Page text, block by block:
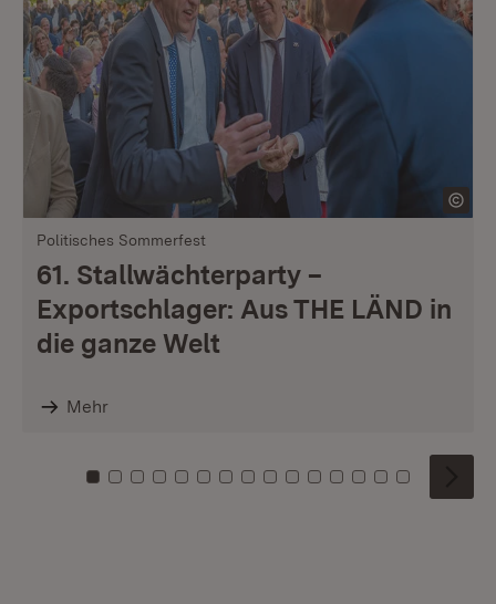
Politisches Sommerfest
61. Stallwächterparty –
Exportschlager: Aus THE LÄND in
die ganze Welt
Mehr
Zu Kachel: 0
Zu Kachel: 1
Zu Kachel: 2
Zu Kachel: 3
Zu Kachel: 4
Zu Kachel: 5
Zu Kachel: 6
Zu Kachel: 7
Zu Kachel: 8
Zu Kachel: 9
Zu Kachel: 10
Zu Kachel: 11
Zu Kachel: 12
Zu Kachel:
Zu